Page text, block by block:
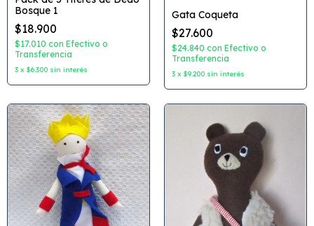
Bosque 1
$18.900
$17.010 con Efectivo o
Transferencia
3 x $6.300 sin interés
Gata Coqueta
$27.600
$24.840 con Efectivo o
Transferencia
3 x $9.200 sin interés